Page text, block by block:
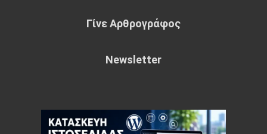
Γίνε Αρθρογράφος
Newsletter